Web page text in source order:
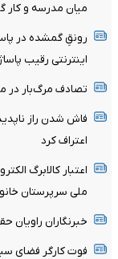
میان مدرسه و کار
رونقِ گمشده در
اینترنتی رقیب
تصادف مرگ‌بار در محور
فاش شدن راز
اعتراف کرد
اعتبار کالابرگ
ملی سرپرستان
خبرنگاران راویان
فوت کارگر فضای سبز